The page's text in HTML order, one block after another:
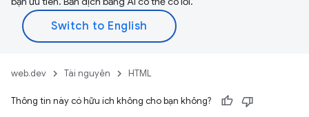
web.dev Tài nguyên HTML
Thông tin này có hữu ích không cho bạn không?